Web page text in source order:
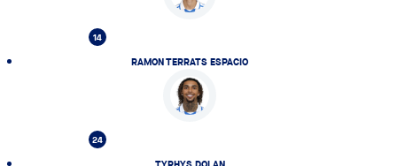
14
RAMON TERRATS ESPACIO
24